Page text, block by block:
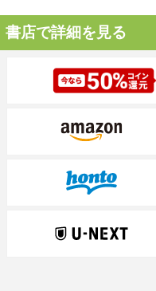
書店で詳細を見る